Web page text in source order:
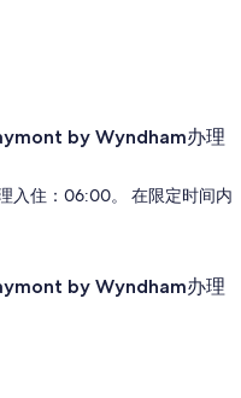
by Wyndham办理
入住：06:00。 在限定时间内
by Wyndham办理